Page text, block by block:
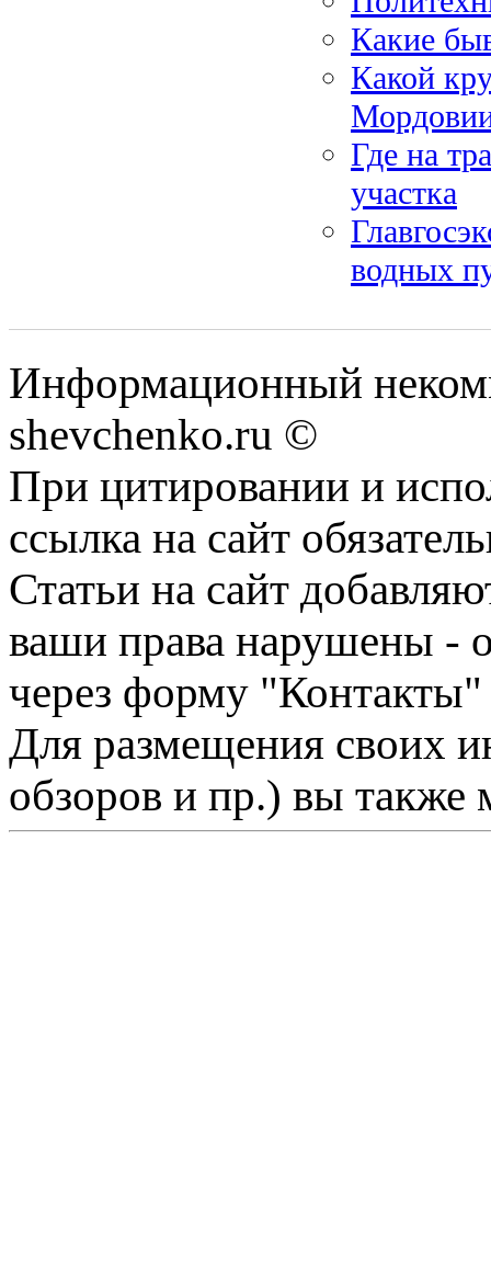
Какие
Какой
Где на
участка
водных
Информационный
shevchenko.ru ©
При цитировании и
ссылка на сайт
Статьи на сайт
ваши права нарушены -
через форму "Контакты"
Для размещения своих
обзоров и пр.) вы также